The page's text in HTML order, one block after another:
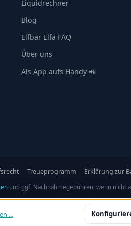
Liquidrechner
Blog
Elfbar Elfa FAQ
Über uns
Als App aufs Handy 📲
Treueprogramm Erklärung zur
und ggf. Nachnahmegebühren, wenn nicht
...